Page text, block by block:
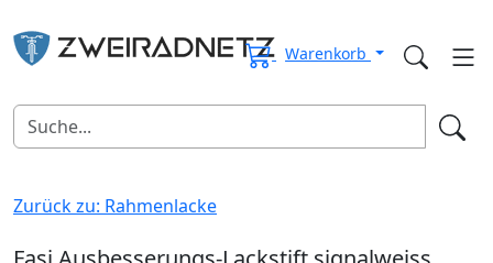
Warenkorb
Zurück zu: Rahmenlacke